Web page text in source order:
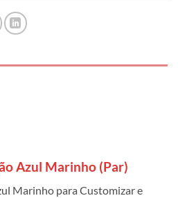
Azul Marinho (Par)
Marinho para Customizar e